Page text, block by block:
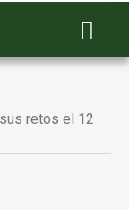
retos el 12